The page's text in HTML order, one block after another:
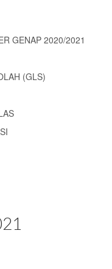
GENAP 2020/2021
(GLS)